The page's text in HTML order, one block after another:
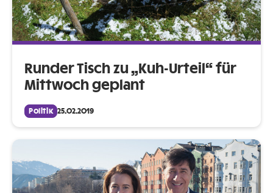
Runder Tisch zu „Kuh-Urteil“ für
Mittwoch geplant
Politik 25.02.2019